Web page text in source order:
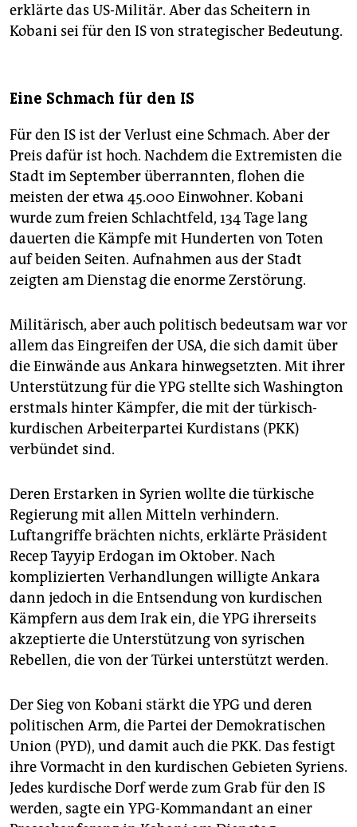
erklärte das US-Militär. Aber das Scheitern in
Kobani sei für den IS von strategischer Bedeutung.
Eine Schmach für den IS
Für den IS ist der Verlust eine Schmach. Aber der
Preis dafür ist hoch. Nachdem die Extremisten die
Stadt im September überrannten, flohen die
meisten der etwa 45.000 Einwohner. Kobani
wurde zum freien Schlachtfeld, 134 Tage lang
dauerten die Kämpfe mit Hunderten von Toten
auf beiden Seiten. Aufnahmen aus der Stadt
zeigten am Dienstag die enorme Zerstörung.
Militärisch, aber auch politisch bedeutsam war vor
allem das Eingreifen der USA, die sich damit über
die Einwände aus Ankara hinwegsetzten. Mit ihrer
Unterstützung für die YPG stellte sich Washington
erstmals hinter Kämpfer, die mit der türkisch-
kurdischen Arbeiterpartei Kurdistans (PKK)
verbündet sind.
Deren Erstarken in Syrien wollte die türkische
Regierung mit allen Mitteln verhindern.
Luftangriffe brächten nichts, erklärte Präsident
Recep Tayyip Erdogan im Oktober. Nach
komplizierten Verhandlungen willigte Ankara
dann jedoch in die Entsendung von kurdischen
Kämpfern aus dem Irak ein, die YPG ihrerseits
akzeptierte die Unterstützung von syrischen
Rebellen, die von der Türkei unterstützt werden.
Der Sieg von Kobani stärkt die YPG und deren
politischen Arm, die Partei der Demokratischen
Union (PYD), und damit auch die PKK. Das festigt
ihre Vormacht in den kurdischen Gebieten Syriens.
Jedes kurdische Dorf werde zum Grab für den IS
werden, sagte ein YPG-Kommandant an einer